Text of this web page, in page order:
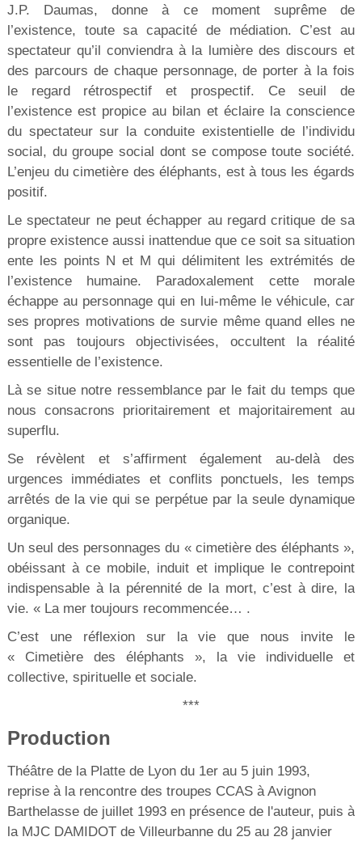
J.P. Daumas, donne à ce moment suprême de
l’existence, toute sa capacité de médiation. C’est au
spectateur qu’il conviendra à la lumière des discours et
des parcours de chaque personnage, de porter à la fois
le regard rétrospectif et prospectif. Ce seuil de
l’existence est propice au bilan et éclaire la conscience
du spectateur sur la conduite existentielle de l’individu
social, du groupe social dont se compose toute société.
L’enjeu du cimetière des éléphants, est à tous les égards
positif.
Le spectateur ne peut échapper au regard critique de sa
propre existence aussi inattendue que ce soit sa situation
ente les points N et M qui délimitent les extrémités de
l’existence humaine. Paradoxalement cette morale
échappe au personnage qui en lui-même le véhicule, car
ses propres motivations de survie même quand elles ne
sont pas toujours objectivisées, occultent la réalité
essentielle de l’existence.
Là se situe notre ressemblance par le fait du temps que
nous consacrons prioritairement et majoritairement au
superflu.
Se révèlent et s’affirment également au-delà des
urgences immédiates et conflits ponctuels, les temps
arrêtés de la vie qui se perpétue par la seule dynamique
organique.
Un seul des personnages du « cimetière des éléphants »,
obéissant à ce mobile, induit et implique le contrepoint
indispensable à la pérennité de la mort, c’est à dire, la
vie. « La mer toujours recommencée… .
C’est une réflexion sur la vie que nous invite le
« Cimetière des éléphants », la vie individuelle et
collective, spirituelle et sociale.
***
Production
Théâtre de la Platte de Lyon du 1er au 5 juin 1993,
reprise à la rencontre des troupes CCAS à Avignon
Barthelasse de juillet 1993 en présence de l'auteur, puis à
la MJC DAMIDOT de Villeurbanne du 25 au 28 janvier